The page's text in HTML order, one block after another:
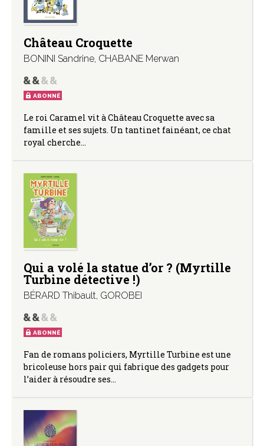
Château Croquette
BONINI Sandrine, CHABANE Merwan
ABONNÉ
Le roi Caramel vit à Château Croquette avec sa
famille et ses sujets. Un tantinet fainéant, ce chat
royal cherche…
Qui a volé la statue d’or ? (Myrtille
Turbine détective !)
BÉRARD Thibault, GOROBEI
ABONNÉ
Fan de romans policiers, Myrtille Turbine est une
bricoleuse hors pair qui fabrique des gadgets pour
l’aider à résoudre ses…